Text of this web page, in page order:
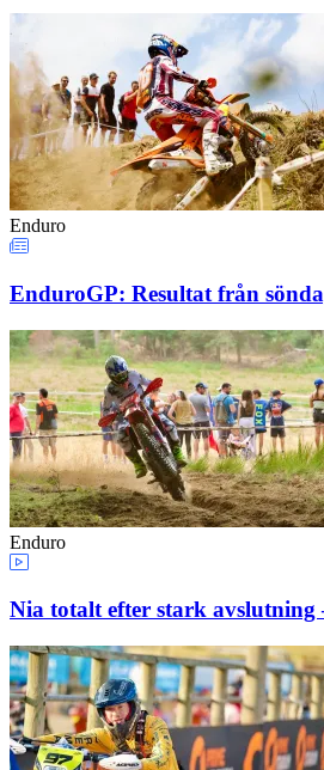
Enduro
EnduroGP: Resultat från
Enduro
Nia totalt efter stark